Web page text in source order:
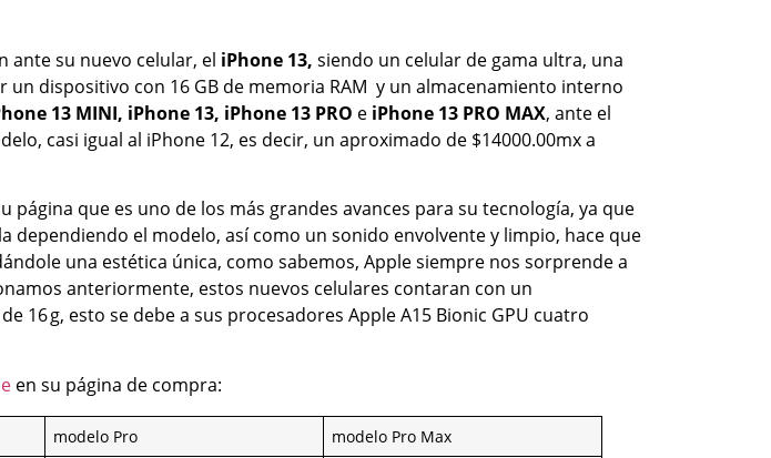
ante su nuevo celular, el iPhone 13, siendo un celular de gama ultra, una
dispositivo con 16 GB de memoria RAM y un almacenamiento interno
13 MINI, iPhone 13, iPhone 13 PRO e iPhone 13 PRO MAX, ante el
casi igual al iPhone 12, es decir, un aproximado de $14000.00mx a
que es uno de los más grandes avances para su tecnología, ya que
el modelo, así como un sonido envolvente y limpio, hace que
una estética única, como sabemos, Apple siempre nos sorprende a
anteriormente, estos nuevos celulares contaran con un
16 g, esto se debe a sus procesadores Apple A15 Bionic GPU cuatro
en su página de compra:
modelo Pro
modelo Pro Max